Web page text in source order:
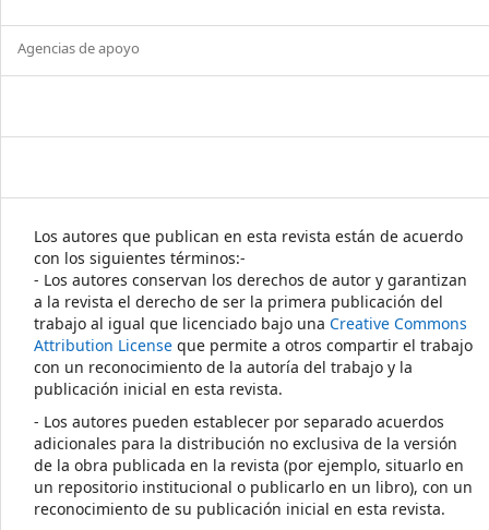
Agencias de apoyo
Los autores que publican en esta revista están de acuerdo
con los siguientes términos:-
- Los autores conservan los derechos de autor y garantizan
a la revista el derecho de ser la primera publicación del
trabajo al igual que licenciado bajo una Creative Commons
Attribution License que permite a otros compartir el trabajo
con un reconocimiento de la autoría del trabajo y la
publicación inicial en esta revista.
- Los autores pueden establecer por separado acuerdos
adicionales para la distribución no exclusiva de la versión
de la obra publicada en la revista (por ejemplo, situarlo en
un repositorio institucional o publicarlo en un libro), con un
reconocimiento de su publicación inicial en esta revista.